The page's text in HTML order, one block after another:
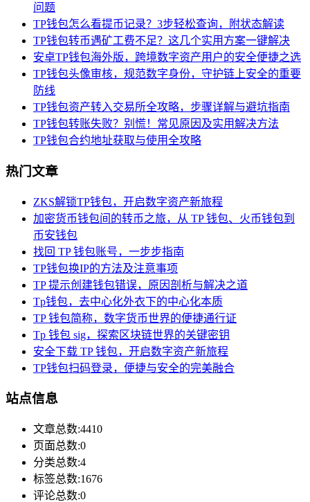
问题
TP钱包怎么看提币记录？3步轻松查询，附状态解读
TP钱包转币遇矿工费不足？这几个实用方案一键解决
安卓TP钱包海外版，跨境数字资产用户的安全便捷之选
TP钱包头像审核，规范数字身份，守护链上安全的重要
防线
TP钱包资产转入交易所全攻略，步骤详解与避坑指南
TP钱包转账失败？别慌！常见原因及实用解决方法
TP钱包合约地址获取与使用全攻略
热门文章
ZKS解锁TP钱包，开启数字资产新旅程
加密货币钱包间的转币之旅，从 TP 钱包、火币钱包到
币安钱包
找回 TP 钱包账号，一步步指南
TP钱包换IP的方法及注意事项
TP 提示创建钱包错误，原因剖析与解决之道
Tp钱包，去中心化外衣下的中心化本质
TP 钱包简称，数字货币世界的便捷通行证
Tp 钱包 sig，探索区块链世界的关键密钥
安全下载 TP 钱包，开启数字资产新旅程
TP钱包扫码登录，便捷与安全的完美融合
站点信息
文章总数:4410
页面总数:0
分类总数:4
标签总数:1676
评论总数:0